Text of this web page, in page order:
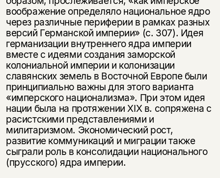
воображение определяло национальное ядро
через различные периферии в рамках разных
версий Германской империи» (с. 307). Идея
германизации внутреннего ядра империи
вместе с идеями создания заморской
колониальной империи и колонизации
славянских земель в Восточной Европе были
принципиально важны для этого варианта
«имперского национализма». При этом идея
нации была на протяжении XIX в. сопряжена с
расистскими представлениями и
милитаризмом. Экономический рост,
развитие коммуникаций и миграции также
сыграли роль в консолидации национального
(прусского) ядра империи.